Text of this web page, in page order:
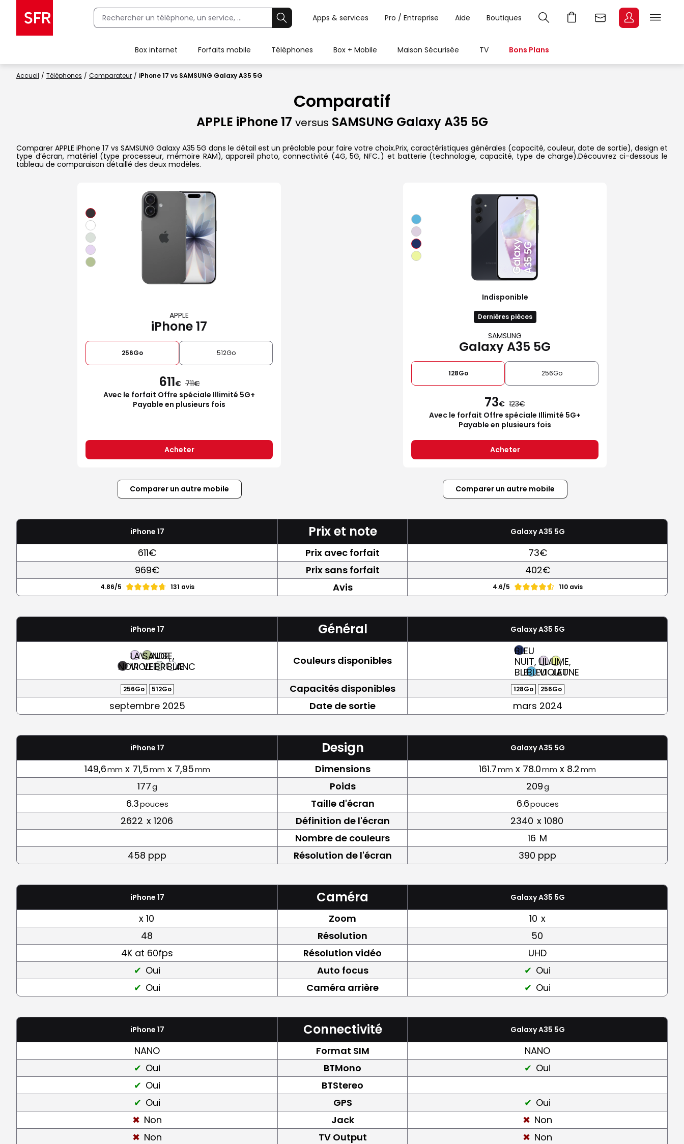
Apps & services Pro / Entreprise Aide Boutiques
Box internet Forfaits mobile Téléphones Box + Mobile Maison Sécurisée TV Bons Plans
Accueil Téléphones Comparateur iPhone 17 vs SAMSUNG Galaxy A35 5G
Comparatif
APPLE iPhone 17 versus SAMSUNG Galaxy A35 5G
Comparer APPLE iPhone 17 vs SAMSUNG Galaxy A35 5G dans le détail est un préalable pour faire votre choix.Prix, caractéristiques générales (capacité, couleur, date de sortie), design et
type d’écran, matériel (type processeur, mémoire RAM), appareil photo, connectivité (4G, 5G, NFC..) et batterie (technologie, capacité, type de charge).Découvrez ci-dessous le
tableau de comparaison détaillé des deux modèles.
APPLE
iPhone 17
256Go 512Go
611€ 711
Avec le forfait Offre spéciale Illimité 5G+
Payable en plusieurs fois
Acheter
Indisponible
Dernières pièces
SAMSUNG
Galaxy A35 5G
128Go 256Go
73€ 123
Avec le forfait Offre spéciale Illimité 5G+
Payable en plusieurs fois
Acheter
Comparer un autre mobile Comparer un autre mobile
iPhone 17 Prix et note Galaxy A35 5G
611€ Prix avec forfait
73€
969€
Prix sans forfait 402€
4.86/5 131 avis Avis 4.6/5 110 avis
iPhone 17 Général Galaxy A35 5G
NOIR
LAVANDE,
VIOLET
SAUGE,
VERTBRUME
BLANC Couleurs disponibles
BLEU
NUIT,
BLEUBLEU
LILAS,
VIOLET
LIME,
JAUNE
256Go 512Go Capacités disponibles 128Go 256Go
septembre 2025 Date de sortie mars 2024
iPhone 17 Design Galaxy A35 5G
149,6mm x 71,5mm x 7,95mm Dimensions 161.7mm x 78.0mm x 8.2mm
177g Poids 209g
6.3pouces Taille d'écran 6.6pouces
2622 x 1206 Définition de l'écran 2340 x 1080
Nombre de couleurs
16 M
458 ppp
Résolution de l'écran 390 ppp
iPhone 17 Caméra Galaxy A35 5G
x 10 Zoom 10 x
48
Résolution
50
4K at 60fps
Résolution vidéo
UHD
Oui
Auto focus
Oui
Oui
Caméra arrière Oui
iPhone 17 Connectivité Galaxy A35 5G
NANO Format SIM
NANO
Oui
BTMono
Oui
Oui
BTStereo
Oui
GPS
Oui
Non
Jack
Non
Non
TV Output
Non